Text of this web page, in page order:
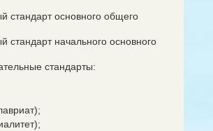
стандарт основного общего
стандарт начального основного
стандарты: